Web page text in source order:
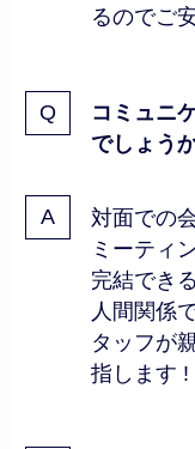
るのでご
コミュニ
でしょう
対面での
ミーティ
完結でき
人間関係
タッフが
指します !